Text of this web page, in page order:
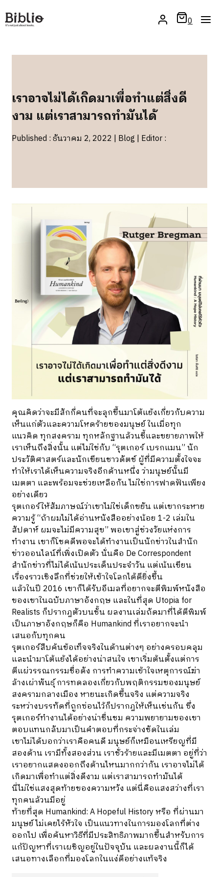
to
content
0
เราอาจไม่ได้เกิดมาเพื่อทำแต่สิ่งดี
งาม แต่เราสามารถทำมันได้
Published : ธันวาคม 2, 2022 | Blog | Editor :
คุณคิดว่าจะมีสักกี่คนที่จะลุกขึ้นมาโต้แย้งเกี่ยวกับความ
เห็นแก่ตัวและความโหดร้ายของมนุษย์ ในเมื่อทุก
แนวคิด ทุกสงคราม ทุกหลักฐานล้วนชี้และขยายภาพให้
เราเห็นถึงสิ่งนั้น แต่ไม่ใช่กับ “รุตเกอร์ เบรกแมน” นัก
ประวัติศาสตร์และนักเขียนชาวดัตช์ ผู้ที่มีความตั้งใจจะ
ทำให้เราได้เห็นความจริงอีกด้านหนึ่ง ว่ามนุษย์นั้นมี
เมตตา และพร้อมจะช่วยเหลือกัน ไม่ใช่การฟาดฟันเพียง
อย่างเดียว
รุตเกอร์ให้สัมภาษณ์ว่าเขาไม่ใช่เด็กขยัน แต่เขากระหาย
ความรู้ “ถ้าผมไม่ได้อ่านหนังสืออย่างน้อย 1-2 เล่มใน
สัปดาห์ ผมจะไม่มีความสุข” พอเขาสู่ช่วงวัยแห่งการ
ทำงาน เขาก็โชคดีพอจะได้ทำงานเป็นนักข่าวในสำนัก
ข่าวออนไลน์ที่เพิ่งเปิดตัว นั่นคือ De Correspondent
สำนักข่าวที่ไม่ได้เน้นประเด็นประจำวัน แต่เน้นเขียน
เรื่องราวเชิงลึกที่ช่วยให้เข้าใจโลกได้ดียิ่งขึ้น
แล้วในปี 2016 เขาก็ได้รับอีเมลที่อยากจะตีพิมพ์หนังสือ
ของเขาในฉบับภาษาอังกฤษ และในที่สุด Utopia for
Realists ก็ปรากฎตัวบนชั้น ผลงานเล่มถัดมาที่ได้ตีพิมพ์
เป็นภาษาอังกฤษก็คือ Humankind ที่เราอยากจะนำ
เสนอกับทุกคน
รุตเกอร์สืบค้นข้อเท็จจริงในด้านต่างๆ อย่างครอบคลุม
และนำมาโต้แย้งได้อย่างน่าสนใจ เขาเริ่มต้นตั้งแต่การ
ตีแผ่วรรณกรรมชื่อดัง การทำความเข้าใจเหตุการณ์ฆ่า
ล้างเผ่าพันธุ์ การทดลองเกี่ยวกับพฤติกรรมของมนุษย์
สงครามกลางเมือง หายนะเกิดขึ้นจริง แต่ความจริง
ระหว่างบรรทัดที่ถูกซ่อนไว้ก็ปรากฎให้เห็นเช่นกัน ซึ่ง
รุตเกอร์ทำงานได้อย่างน่าชื่นชม ความพยายามของเขา
ตอบแทนกลับมาเป็นคำตอบที่กระจ่างชัดในเล่ม
เขาไม่ได้บอกว่าเราคือคนดี มนุษย์ก็เหมือนเหรียญที่มี
สองด้าน เรามีทั้งสองส่วน เราชั่วร้ายและมีเมตตา อยู่ที่ว่า
เราอยากแสดงออกถึงด้านไหนมากกว่ากัน เราอาจไม่ได้
เกิดมาเพื่อทำแต่สิ่งดีงาม แต่เราสามารถทำมันได้
นี่ไม่ใช่แสงสุดท้ายของความหวัง แต่นี่คือแสงสว่างที่เรา
ทุกคนล้วนมีอยู่
ท้ายที่สุด Humankind: A Hopeful History หรือ ที่ผ่านมา
มนุษย์ ไม่เคยไร้หัวใจ เป็นแนวทางในการมองโลกที่ต่าง
ออกไป เพื่อค้นหาวิธีที่มีประสิทธิภาพมากขึ้นสำหรับการ
แก้ปัญหาที่เราเผชิญอยู่ในปัจจุบัน และผลงานนี้ก็ได้
เสนอทางเลือกที่มองโลกในแง่ดีอย่างแท้จริง